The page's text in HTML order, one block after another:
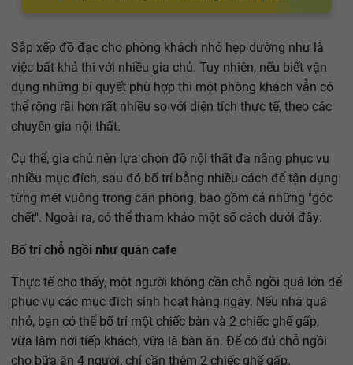
Sắp xếp đồ đạc cho phòng khách nhỏ hẹp dường như là
việc bất khả thi với nhiều gia chủ. Tuy nhiên, nếu biết vận
dụng những bí quyết phù hợp thì một phòng khách vẫn có
thể rộng rãi hơn rất nhiều so với diện tích thực tế, theo các
chuyên gia nội thất.
Cụ thể, gia chủ nên lựa chọn đồ nội thất đa năng phục vụ
nhiều mục đích, sau đó bố trí bằng nhiều cách để tận dụng
từng mét vuông trong căn phòng, bao gồm cả những "góc
chết". Ngoài ra, có thể tham khảo một số cách dưới đây:
Bố trí chỗ ngồi như quán cafe
Thực tế cho thấy, một người không cần chỗ ngồi quá lớn để
phục vụ các mục đích sinh hoạt hàng ngày. Nếu nhà quá
nhỏ, bạn có thể bố trí một chiếc bàn và 2 chiếc ghế gấp,
vừa làm nơi tiếp khách, vừa là bàn ăn. Để có đủ chỗ ngồi
cho bữa ăn 4 người, chỉ cần thêm 2 chiếc ghế gấp.